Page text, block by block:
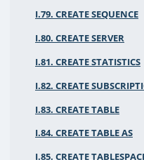
I.79. CREATE SEQUENCE
I.80. CREATE SERVER
I.81. CREATE STATISTICS
I.82. CREATE
I.83. CREATE TABLE
I.84. CREATE TABLE AS
I.85. CREATE